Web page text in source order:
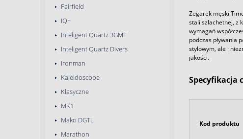
Fairfield
IQ+
Inteligent Quartz 3GMT
Inteligent Quartz Divers
Ironman
Kaleidoscope
Klasyczne
MK1
Mako DGTL
Marathon
Zegarek męski
stali szlachetnej, z
wymagań
podczas pływania
stylowym, ale i
jakości.
Specyfikacja
Kod produktu